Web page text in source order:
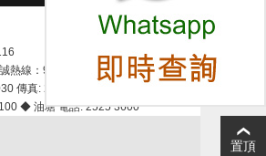
熱線：9337 9028
傳真: 2345 3737
◆ 油塘 電話: 2525 3600
置頂